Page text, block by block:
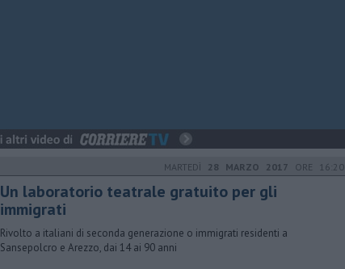
MARTEDÌ 28 MARZO 2017 ORE 16:20
Un laboratorio teatrale gratuito per gli
immigrati
Rivolto a italiani di seconda generazione o immigrati residenti a
Sansepolcro e Arezzo, dai 14 ai 90 anni